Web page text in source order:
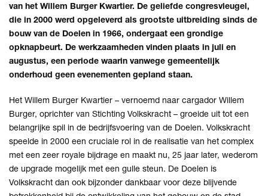
van het Willem Burger Kwartier. De geliefde congresvleugel,
die in 2000 werd opgeleverd als grootste uitbreiding sinds de
bouw van de Doelen in 1966, ondergaat een grondige
opknapbeurt. De werkzaamheden vinden plaats in juli en
augustus, een periode waarin vanwege gemeentelijk
onderhoud geen evenementen gepland staan.
Het Willem Burger Kwartier – vernoemd naar cargador Willem
Burger, oprichter van Stichting Volkskracht – groeide uit tot een
belangrijke spil in de bedrijfsvoering van de Doelen. Volkskracht
speelde in 2000 een cruciale rol in de realisatie van het complex
met een zeer royale bijdrage en maakt nu, 25 jaar later, wederom
de upgrade mogelijk met een gulle steun. De Doelen is
Volkskracht dan ook bijzonder dankbaar voor deze blijvende